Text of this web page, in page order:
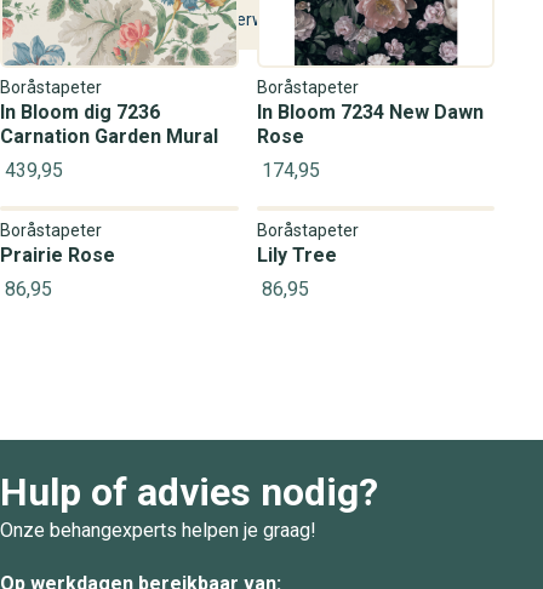
verwijdering
Vochtig verwijderbaar
Boråstapeter
In Bloom dig 7236
Carnation Garden Mural
439,95
Boråstapeter
In Bloom 7234 New Dawn
Rose
174,95
Boråstapeter
Prairie Rose
86,95
Boråstapeter
Lily Tree
86,95
Hulp of advies nodig?
Onze behangexperts helpen je graag!
Op werkdagen bereikbaar van: